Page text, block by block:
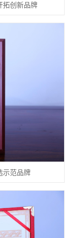
拓创新品牌
示范品牌